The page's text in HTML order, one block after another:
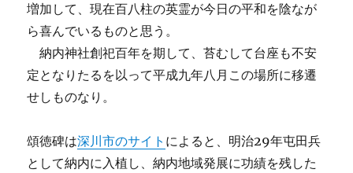
増加して、現在百八柱の英霊が今日の平和を陰なが
ら喜んでいるものと思う。
納内神社創祀百年を期して、苔むして台座も不安
定となりたるを以って平成九年八月この場所に移遷
せしものなり。
頌徳碑は深川市のサイト によると、明治29年屯田兵
として納内に入植し、納内地域発展に功績を残した